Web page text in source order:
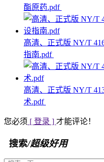
酯原药.pdf
高清、正式版 NY/T
指南.pdf
高清、正式版 NY/T
术.pdf
您必须 [ 登录 ] 才能评论！
搜索/超级好用